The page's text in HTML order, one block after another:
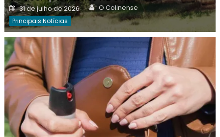
Posted
on
31 de julho de 2026 Author
O Colinense
Principais Notícias